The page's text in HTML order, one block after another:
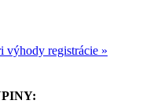
výhody registrácie »